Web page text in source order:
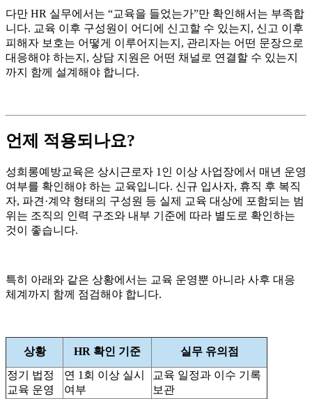
다만 HR 실무에서는 “교육을 들었는가”만 확인해서는 부족합
니다. 교육 이후 구성원이 어디에 신고할 수 있는지, 신고 이후
피해자 보호는 어떻게 이루어지는지, 관리자는 어떤 문장으로
대응해야 하는지, 상담 지원은 어떤 채널로 연결할 수 있는지
까지 함께 설계해야 합니다.
언제 적용되나요?
성희롱예방교육은 상시근로자 1인 이상 사업장에서 매년 운영
여부를 확인해야 하는 교육입니다. 신규 입사자, 휴직 후 복직
자, 파견·계약 형태의 구성원 등 실제 교육 대상에 포함되는 범
위는 조직의 인력 구조와 내부 기준에 따라 별도로 확인하는
것이 좋습니다.
특히 아래와 같은 상황에서는 교육 운영뿐 아니라 사후 대응
체계까지 함께 점검해야 합니다.
상황 HR 확인 기준
실무 유의점
정기 법정
교육 운영
연 1회 이상 실시
여부
교육 일정과 이수 기록
보관